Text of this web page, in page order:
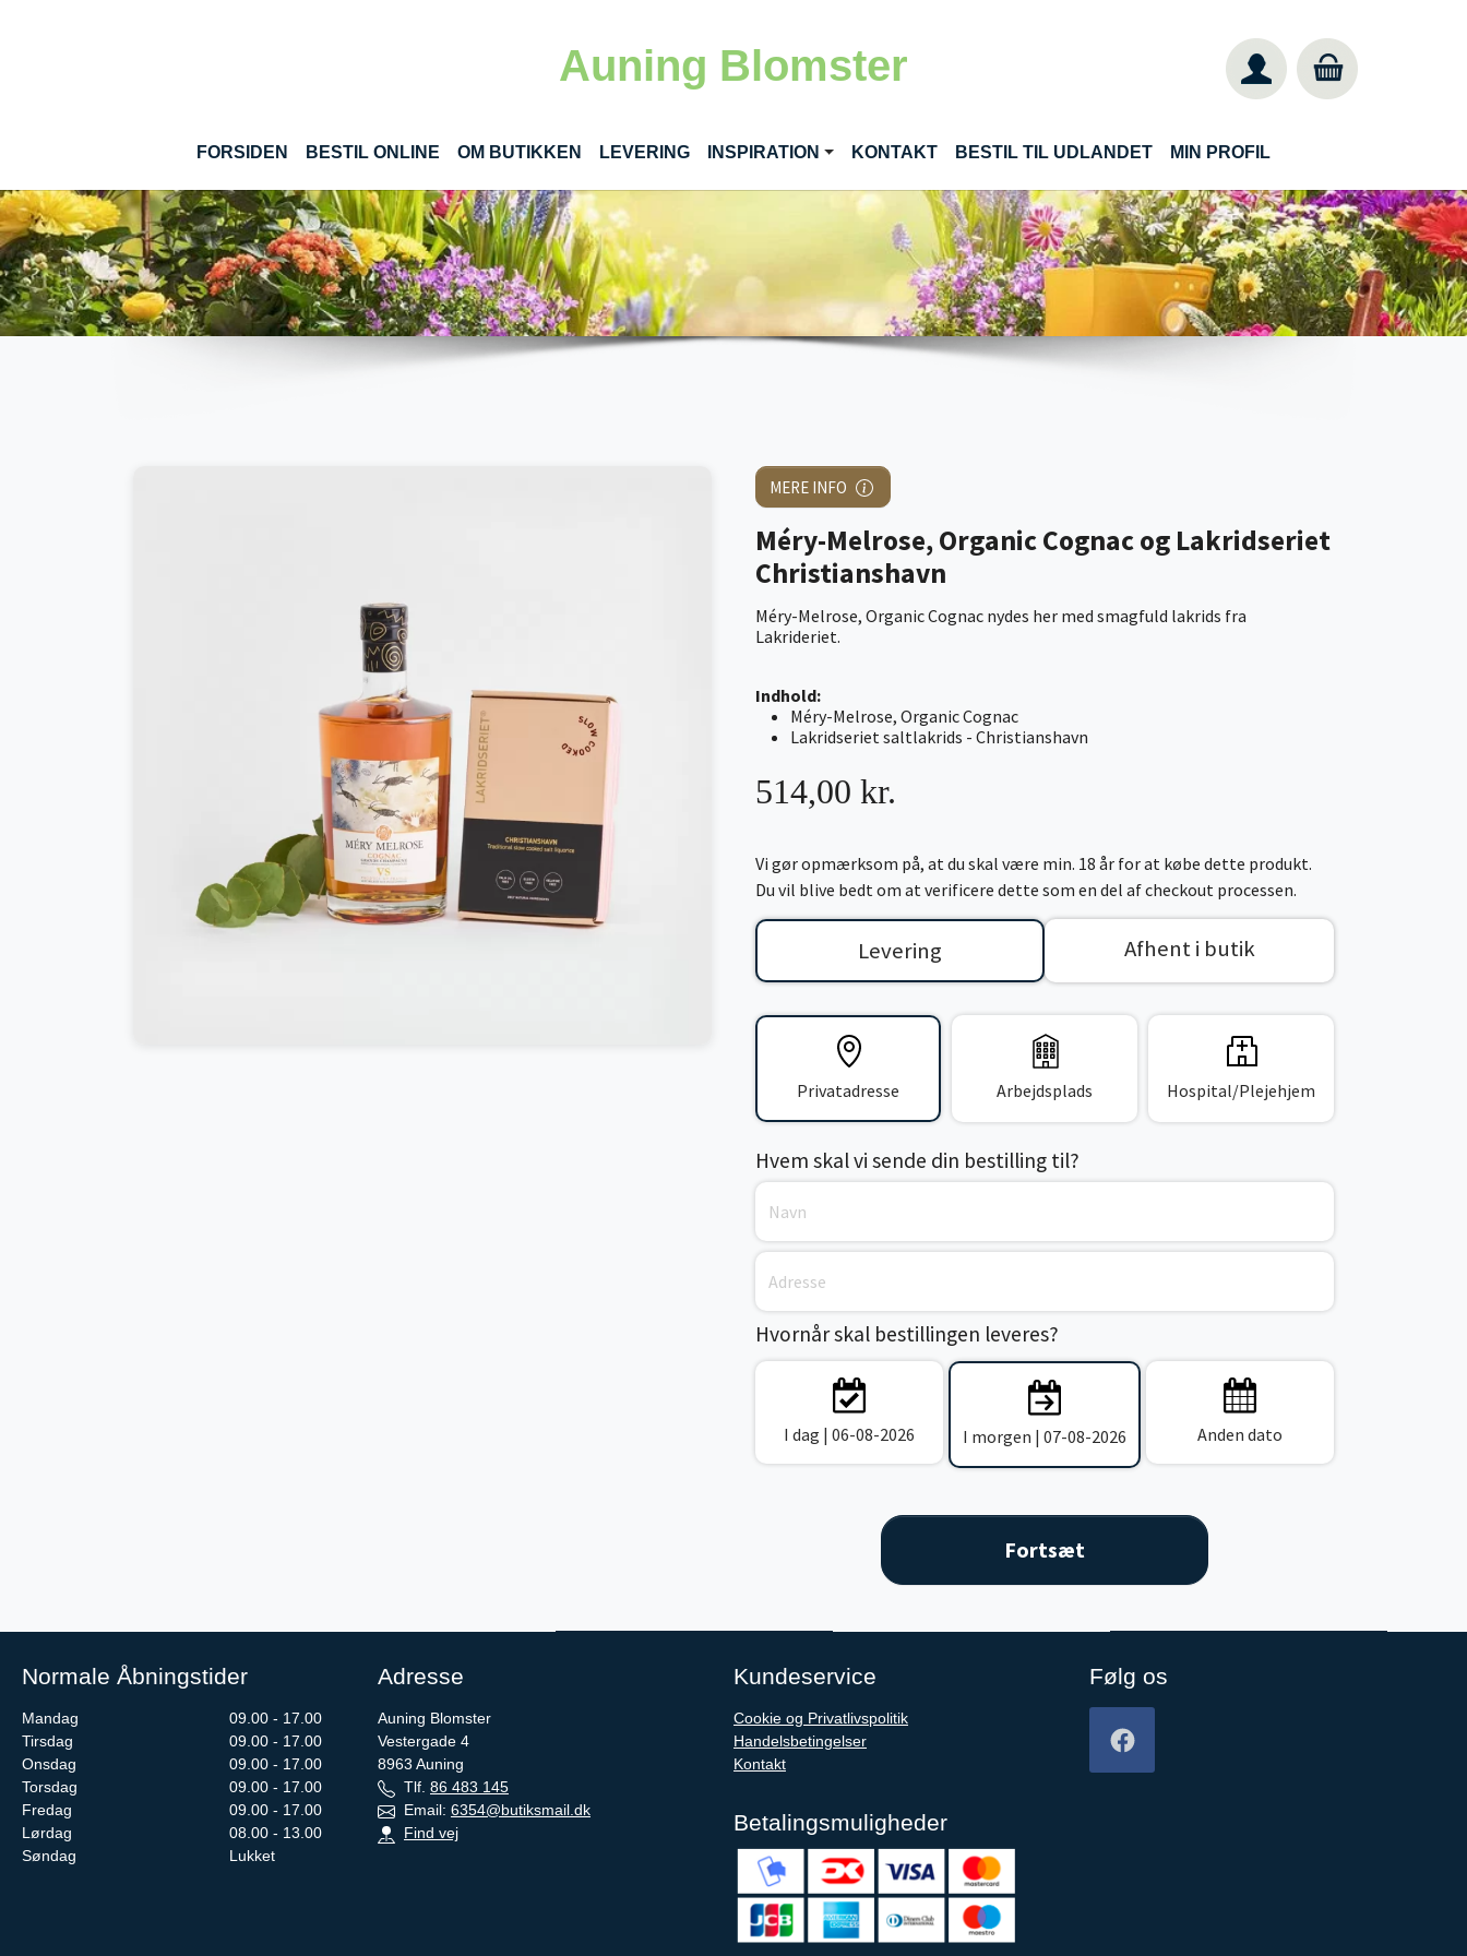
Auning Blomster
FORSIDEN BESTIL ONLINE(CURRENT)
OM BUTIKKEN LEVERING INSPIRATION KONTAKT BESTIL TIL UDLANDET MIN PROFIL
MERE INFO
Méry-Melrose, Organic Cognac og Lakridseriet
Christianshavn
Méry-Melrose, Organic Cognac nydes her med smagfuld lakrids fra
Lakrideriet.
Indhold:
Méry-Melrose, Organic Cognac
Lakridseriet saltlakrids - Christianshavn
514,00 kr.
Vi gør opmærksom på, at du skal være min. 18 år for at købe dette produkt.
Du vil blive bedt om at verificere dette som en del af checkout processen.
Levering Afhent i butik
Privatadresse Arbejdsplads Hospital/Plejehjem
Hvem skal vi sende din bestilling til?
Hvornår skal bestillingen leveres?
I dag | 06-08-2026 I morgen | 07-08-2026 Anden dato
Normale Åbningstider
Mandag
09.00 - 17.00
Tirsdag
09.00 - 17.00
Onsdag
09.00 - 17.00
Torsdag
09.00 - 17.00
Fredag
09.00 - 17.00
Lørdag
08.00 - 13.00
Søndag
Lukket
Adresse
Auning Blomster
Vestergade 4
8963 Auning
Tlf. 86 483 145
Email: 6354@butiksmail.dk
Find vej
Kundeservice
Cookie og Privatlivspolitik
Handelsbetingelser
Kontakt
Betalingsmuligheder
Følg os